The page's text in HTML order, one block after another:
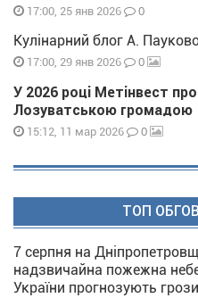
17:00, 25 янв 2026 0
Кулінарний блог А.
17:00, 29 янв 2026 0
У 2026 році Метінвест
Лозуватською громадою
15:12, 11 мар 2026 0
ТОП
7 серпня на
надзвичайна пожежна
України прогнозують грози